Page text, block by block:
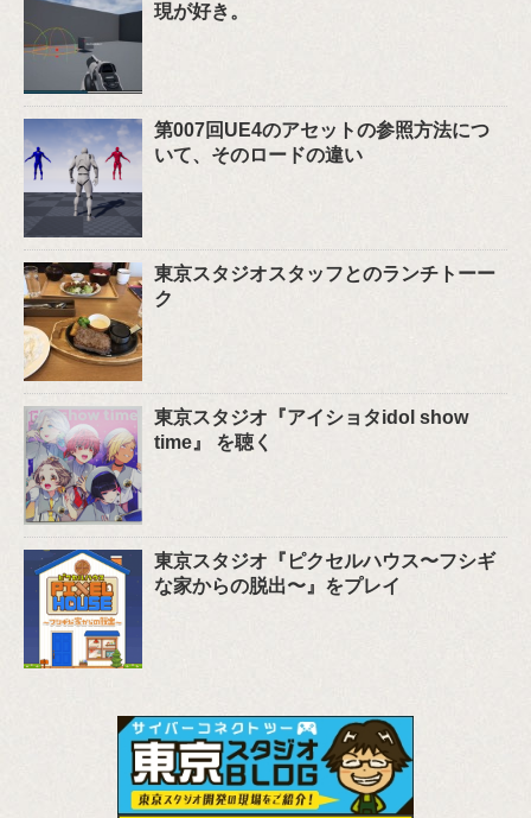
現が好き。
第007回UE4のアセットの参照方法につ
いて、そのロードの違い
東京スタジオスタッフとのランチトーー
ク
東京スタジオ『アイショタidol show
time』 を聴く
東京スタジオ『ピクセルハウス〜フシギ
な家からの脱出〜』をプレイ